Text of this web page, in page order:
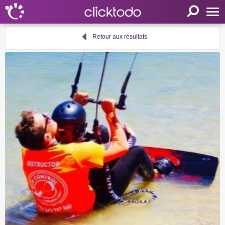
FR
DE
Mon clicktodo
Connexion
Enregistrez-vous
Proposer une activité
Liens utiles
Retour aux résultats